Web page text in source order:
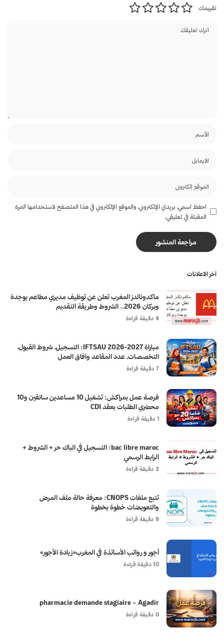
تقييمك
احفظ اسمي، بريدي الإلكتروني، والموقع الإلكتروني في هذا المتصفح لاستخدامها المرة
المقبلة في تعليقي.
آخر الاعلانات
ماكدونالدز المغرب تعلن عن توظيف مديري مطاعم بوجدة
وبركان 2026.. الشروط وطريقة التقديم
4 دقيقة قراءة
مباراة IFTSAU 2026-2027: التسجيل، شروط القبول،
التخصصات، عدد المقاعد وآفاق العمل
7 دقيقة قراءة
فرصة عمل بمراكش: تشغيل 10 مساعدين سائقين و10
محضري الطلبات بعقد CDI
1 دقيقة قراءة
bac libre maroc: التسجيل في الباك حر + الشروط +
الرابط الرسمي
3 دقيقة قراءة
تتبع ملفات CNOPS: معرفة حالة ملف المرض
والتعويضات خطوة بخطوة
9 دقيقة قراءة
أجور و رواتب الأساتذة في المغرب«زيادة الأجور»
10 دقيقة قراءة
pharmacie demande stagiaire – Agadir
0 دقيقة قراءة